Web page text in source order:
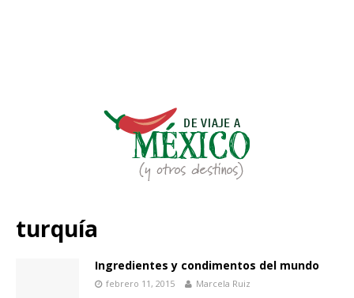
turquía
Ingredientes y condimentos del mundo
febrero 11, 2015 Marcela Ruiz